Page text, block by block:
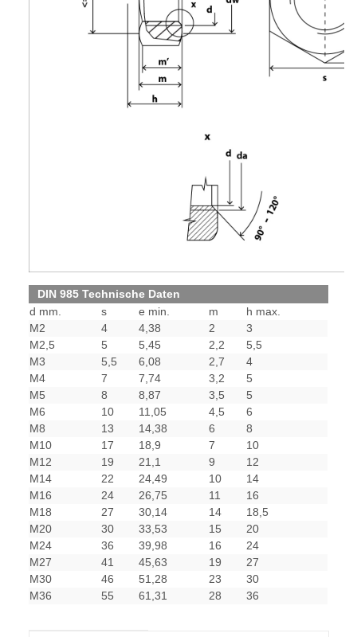
DIN 985 Technische Daten
d mm.
s e min. m
h max.
M2
4 4,38 2
3
M2,5
5 5,45 2,2
5,5
M3
5,5 6,08 2,7
4
M4
7 7,74 3,2
5
M5
8 8,87 3,5
5
M6
10 11,05 4,5
6
M8
13 14,38 6
8
M10
17 18,9 7
10
M12
19 21,1 9
12
M14
22 24,49 10
14
M16
24 26,75 11
16
M18
27 30,14 14
18,5
M20
30 33,53 15
20
M24
36 39,98 16
24
M27
41 45,63 19
27
M30
46 51,28 23
30
M36
55 61,31 28 36